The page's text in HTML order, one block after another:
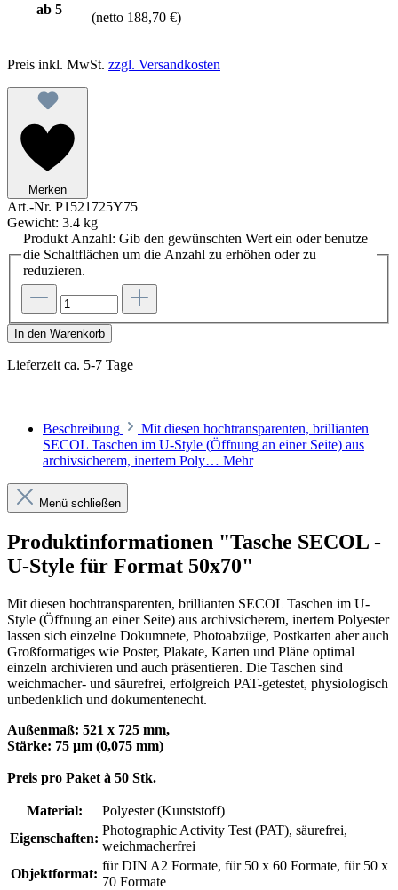
ab 5
(netto 188,70 €)
Preis inkl. MwSt. zzgl. Versandkosten
Merken
Art.-Nr. P1521725Y75
Gewicht: 3.4 kg
Produkt Anzahl: Gib den gewünschten Wert ein oder benutze
die Schaltflächen um die Anzahl zu erhöhen oder zu
reduzieren.
In den Warenkorb
Lieferzeit ca. 5-7 Tage
Beschreibung
Mit diesen hochtransparenten, brillianten
SECOL Taschen im U-Style (Öffnung an einer Seite) aus
archivsicherem, inertem Poly… Mehr
Menü schließen
Produktinformationen "Tasche SECOL -
U-Style für Format 50x70"
Mit diesen hochtransparenten, brillianten SECOL Taschen im U-
Style (Öffnung an einer Seite) aus archivsicherem, inertem Polyester
lassen sich einzelne Dokumnete, Photoabzüge, Postkarten aber auch
Großformatiges wie Poster, Plakate, Karten und Pläne optimal
einzeln archivieren und auch präsentieren. Die Taschen sind
weichmacher- und säurefrei, erfolgreich PAT-getestet, physiologisch
unbedenklich und dokumentenecht.
Außenmaß: 521 x 725 mm,
Stärke: 75 μm (0,075 mm)
Preis pro Paket à 50 Stk.
Material:
Polyester (Kunststoff)
Eigenschaften:
Photographic Activity Test (PAT), säurefrei,
weichmacherfrei
Objektformat:
für DIN A2 Formate, für 50 x 60 Formate, für 50 x
70 Formate